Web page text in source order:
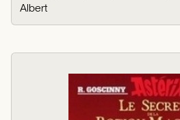
Albert